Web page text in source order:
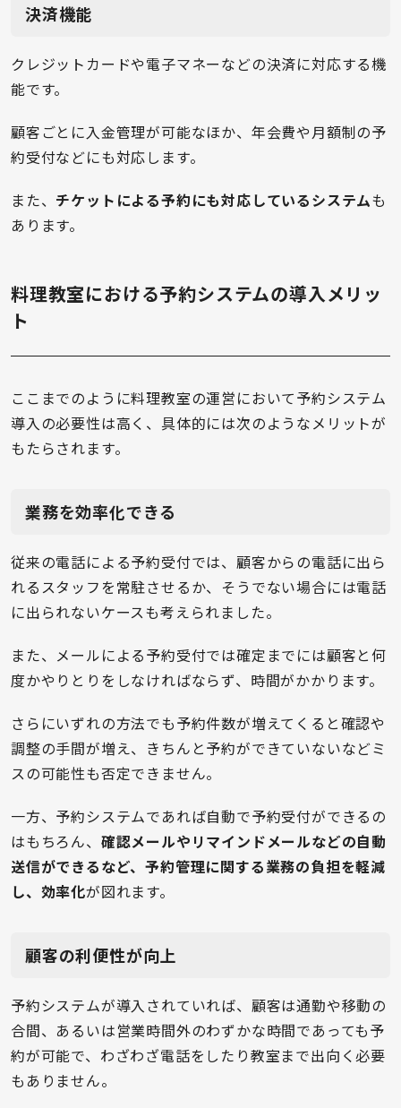
決済機能
クレジットカードや電子マネーなどの決済に対応する機
能です。
顧客ごとに入金管理が可能なほか、年会費や月額制の予
約受付などにも対応します。
また、 チケットによる予約にも対応しているシステムも
あります。
料理教室における予約システムの導入メリッ
ト
ここまでのように料理教室の運営において予約システム
導入の必要性は高く、具体的には次のようなメリットが
もたらされます。
業務を効率化できる
従来の電話による予約受付では、顧客からの電話に出ら
れるスタッフを常駐させるか、そうでない場合には電話
に出られないケースも考えられました。
また、メールによる予約受付では確定までには顧客と何
度かやりとりをしなければならず、時間がかかります。
さらにいずれの方法でも予約件数が増えてくると確認や
調整の手間が増え、きちんと予約ができていないなどミ
スの可能性も否定できません。
一方、予約システムであれば自動で予約受付ができるの
はもちろん、 確認メールやリマインドメールなどの自動
送信ができるなど、予約管理に関する業務の負担を軽減
し、効率化が図れます。
顧客の利便性が向上
予約システムが導入されていれば、顧客は通勤や移動の
合間、あるいは営業時間外のわずかな時間であっても予
約が可能で、わざわざ電話をしたり教室まで出向く必要
もありません。